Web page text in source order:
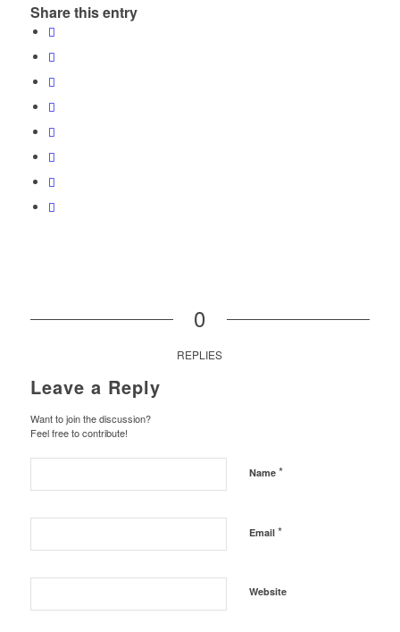
Share this entry
0
REPLIES
Leave a Reply
Want to join the discussion?
Feel free to contribute!
Name *
Email *
Website